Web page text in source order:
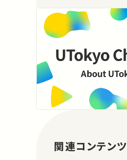
関連コンテンツ